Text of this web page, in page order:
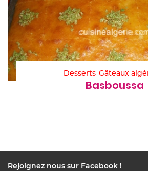
Desserts Gâteaux
Basboussa
Rejoignez nous sur Facebook !